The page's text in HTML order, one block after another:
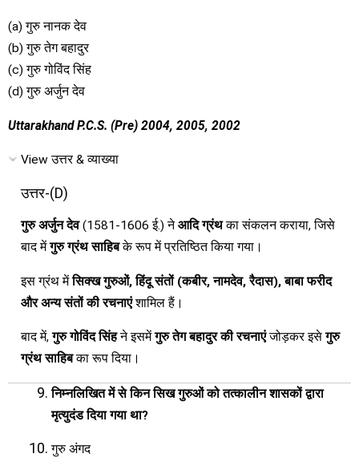
(a) गुरु नानक देव
(b) गुरु तेग बहादुर
(c) गुरु गोविंद सिंह
(d) गुरु अर्जुन देव
Uttarakhand P.C.S. (Pre) 2004, 2005, 2002
View उत्तर & व्याख्या
उत्तर-(D)
गुरु अर्जुन देव(1581-1606 ई.) नेआदि ग्रंथका संकलन कराया, जिसे
बाद मेंगुरु ग्रंथ साहिबके रूप में प्रतिष्ठित किया गया।
इस ग्रंथ मेंसिक्ख गुरुओं, हिंदू संतों (कबीर, नामदेव, रैदास), बाबा फरीद
और अन्य संतों की रचनाएंशामिल हैं।
बाद में,गुरु गोविंद सिंहने इसमेंगुरु तेग बहादुर की रचनाएंजोड़कर इसेगुरु
ग्रंथ साहिबका रूप दिया।
निम्नलिखित में से किन सिख गुरुओं को तत्कालीन शासकों द्वारा
मृत्युदंड दिया गया था?
गुरु अंगद